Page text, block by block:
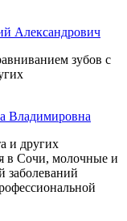
Александрович
зубов с
Владимировна
и других
в Сочи, молочные и
заболеваний